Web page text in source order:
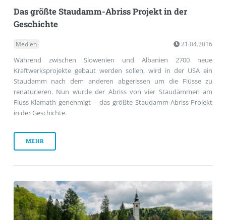
Das größte Staudamm-Abriss Projekt in der
Geschichte
Medien 21.04.2016
Während zwischen Slowenien und Albanien 2700 neue
Kraftwerksprojekte gebaut werden sollen, wird in der USA ein
Staudamm nach dem anderen abgerissen um die Flüsse zu
renaturieren. Nun wurde der Abriss von vier Staudämmen am
Fluss Klamath genehmigt – das größte Staudamm-Abriss Projekt
in der Geschichte.
MEHR